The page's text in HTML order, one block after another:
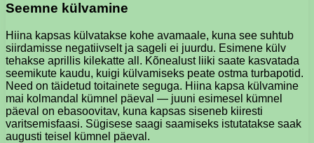
Seemne külvamine
Hiina kapsas külvatakse kohe avamaale, kuna see suhtub
siirdamisse negatiivselt ja sageli ei juurdu. Esimene külv
tehakse aprillis kilekatte all. Kõnealust liiki saate kasvatada
seemikute kaudu, kuigi külvamiseks peate ostma turbapotid.
Need on täidetud toitainete seguga. Hiina kapsa külvamine
mai kolmandal kümnel päeval — juuni esimesel kümnel
päeval on ebasoovitav, kuna kapsas siseneb kiiresti
varitsemisfaasi. Sügisese saagi saamiseks istutatakse saak
augusti teisel kümnel päeval.